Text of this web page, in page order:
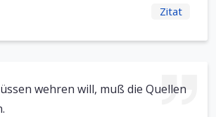
Zitat
wehren will, muß die Quellen